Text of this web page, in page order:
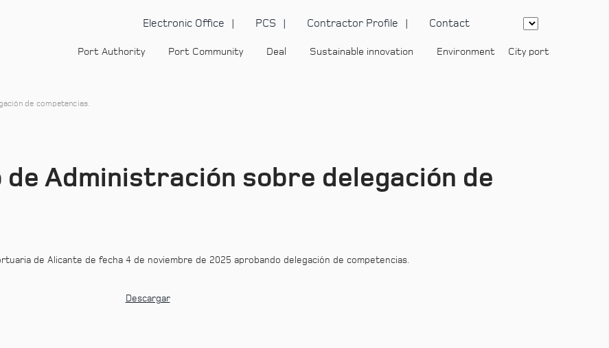
Electronic Office PCS Contractor Profile Contact
Port Authority Port Community Deal Sustainable innovation Environment City port
de competencias.
de Administración sobre delegación de
de Alicante de fecha 4 de noviembre de 2025 aprobando delegación de competencias.
Descargar